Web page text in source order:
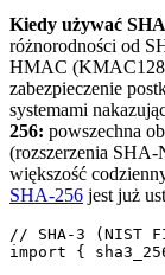
Kiedy używać
różnorodności od
HMAC (KMAC128/
zabezpieczenie
systemami
256: powszechna
(rozszerzenia SHA-
większość
SHA-256 jest już
// SHA-3 (NIST
import {